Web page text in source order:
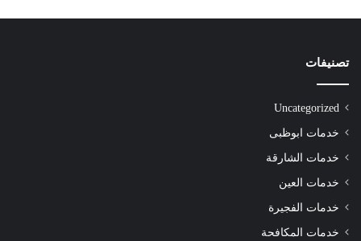
تصنيفات
Uncategorized
خدمات ابوظبى
خدمات الشارقة
خدمات العين
خدمات الفجيرة
خدمات المكافحة